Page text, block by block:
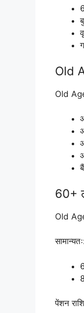
Old
Old
60+
Old
पेंशन